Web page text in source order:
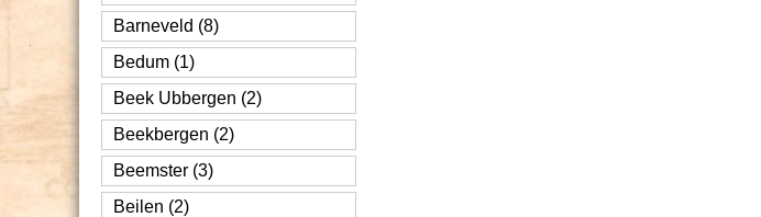
Barneveld (8)
Bedum (1)
Beek Ubbergen (2)
Beekbergen (2)
Beemster (3)
Beilen (2)